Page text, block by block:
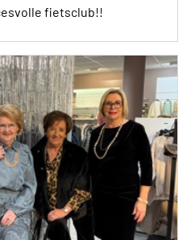
fietsclub!!